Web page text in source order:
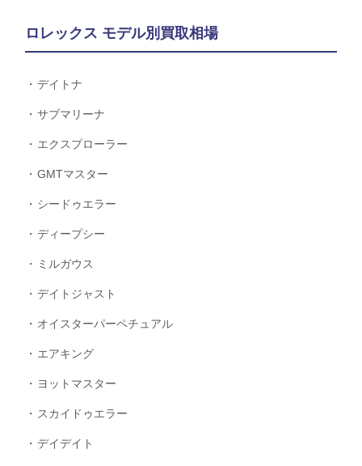
ロレックス モデル別買取相場
デイトナ
サブマリーナ
エクスプローラー
GMTマスター
シードゥエラー
ディープシー
ミルガウス
デイトジャスト
オイスターパーペチュアル
エアキング
ヨットマスター
スカイドゥエラー
デイデイト